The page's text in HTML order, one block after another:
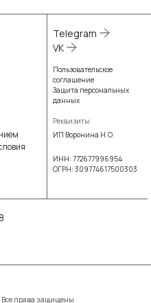
Telegram
VK
Пользовательское
соглашение
Защита персональных
данных
Реквизиты
ИП Воронина Н.О.
ИНН: 772677996954
ОГРН: 309774617500303
Все права защищены